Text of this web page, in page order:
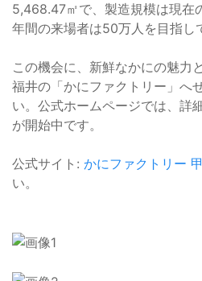
5,468.47㎡で、製造規模は現在
年間の来場者は50万人を目指し
この機会に、新鮮なかにの魅力
福井の「かにファクトリー」へ
い。公式ホームページでは、詳
が開始中です。
公式サイト: かにファクトリー
い。